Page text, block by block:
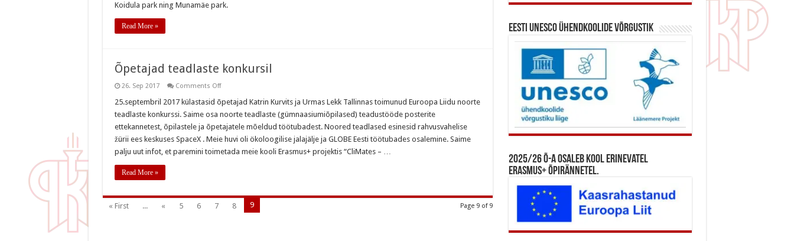
Koidula park ning Munamäe park.
Read More »
Õpetajad teadlaste konkursil
26. Sep 2017 Comments Offon
teadlaste
konkursil
25.septembril 2017 külastasid õpetajad Katrin Kurvits ja Urmas Lekk Tallinnas toimunud Euroopa Liidu noorte
teadlaste konkurssi. Saime osa noorte teadlaste (gümnaasiumiõpilased) teadustööde posterite
ettekannetest, õpilastele ja õpetajatele mõeldud töötubadest. Noored teadlased esinesid rahvusvahelise
žürii ees keskuses SpaceX . Meie huvi oli ökoloogilise jalajälje ja GLOBE Eesti töötubades osalemine. Saime
palju uut infot, et paremini toimetada meie kooli Erasmus+ projektis “CliMates – …
Read More »
Page 9 of 9
« First ... « 5 6 7 8 9
Eesti UNESCO ühendkoolide võrgustik
2025/26 õ-a osaleb kool erinevatel
Erasmus+ õpirännetel.